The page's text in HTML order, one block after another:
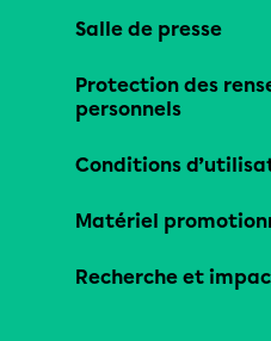
Salle de presse
Protection des
personnels
Conditions
Matériel
Recherche et